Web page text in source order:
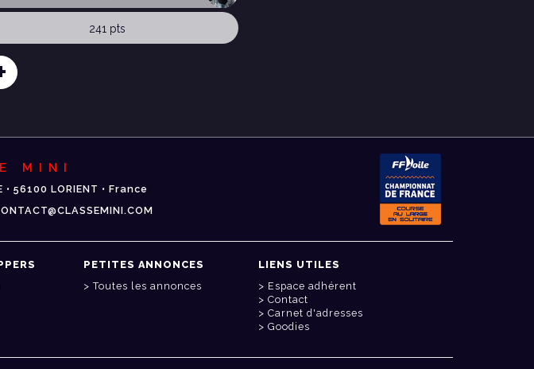
241 pts
MINI
• 56100 LORIENT • France
PETITES ANNONCES
Toutes les annonces
LIENS UTILES
Espace adhérent
Contact
Carnet d'adresses
Goodies